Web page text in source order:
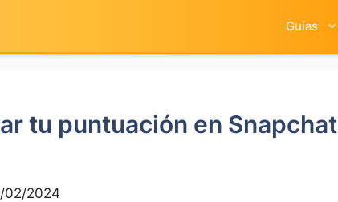
Guías
tu puntuación en Snapchat
02/2024